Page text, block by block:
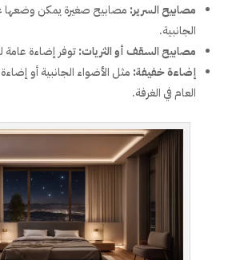
مصابيح السرير: مصابيح صغيرة يمكن وضعها
الجانبية.
مصابيح السقف أو الثريات:توفر إضاءة عامة
إضاءة خفيفة:
العام في الغرفة.